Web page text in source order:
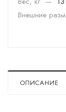
Внешние
ОПИСАНИЕ